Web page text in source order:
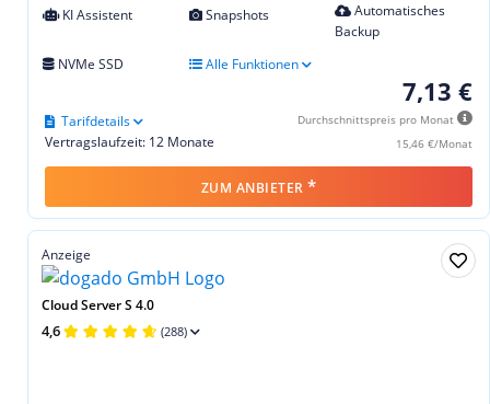
KI Assistent Snapshots
Automatisches
Backup
NVMe SSD
Alle Funktionen
7,13 €
Durchschnittspreis pro Monat
15,46 €/Monat
Vertragslaufzeit: 12 Monate
Tarifdetails
ZUM ANBIETER *
Anzeige
Cloud Server S 4.0
4,6 (288)